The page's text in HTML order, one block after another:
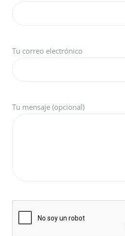
Tu correo electrónico
Tu mensaje (opcional)